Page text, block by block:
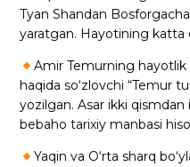
Tyan Shandan
yaratgan. Hayotining katta
Amir Temurning
haqida so‘zlovchi “Temur
yozilgan. Asar ikki qismdan
bebaho tarixiy manbasi
Yaqin va O‘rta sharq